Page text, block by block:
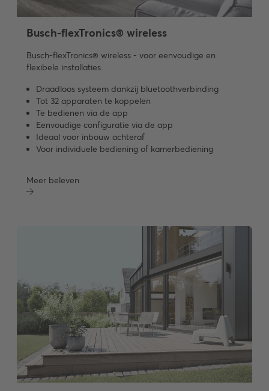
Busch-flexTronics® wireless
Busch-flexTronics® wireless - voor eenvoudige en
flexibele installaties.
Draadloos systeem dankzij bluetoothverbinding
Tot 32 apparaten te koppelen
Te bedienen via de app
Eenvoudige configuratie via de app
Ideaal voor inbouw achteraf
Voor individuele bediening of kamerbediening
Meer beleven